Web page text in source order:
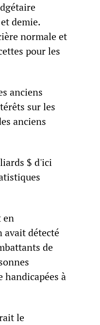
demie.
normale et
pour les
anciens
sur les
anciens
$ d'ici
en
avait détecté
de
handicapées à
le